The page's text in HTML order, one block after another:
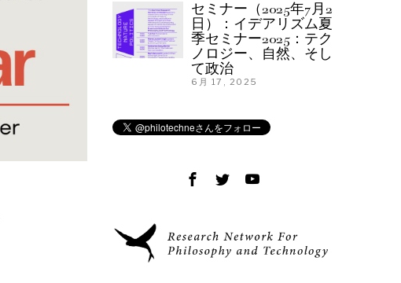
セミナー（2025年7月2
日）：イデアリズム夏
季セミナー2025：テク
ノロジー、自然、そし
て政治
6月 17, 2025